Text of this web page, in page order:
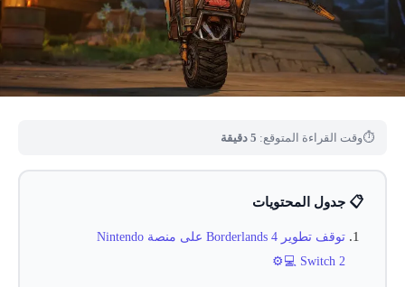
⏱وقت القراءة المتوقع: 5 دقيقة
📋 جدول المحتويات
توقف تطوير Borderlands 4 على منصة Nintendo
Switch 2 💻⚙️